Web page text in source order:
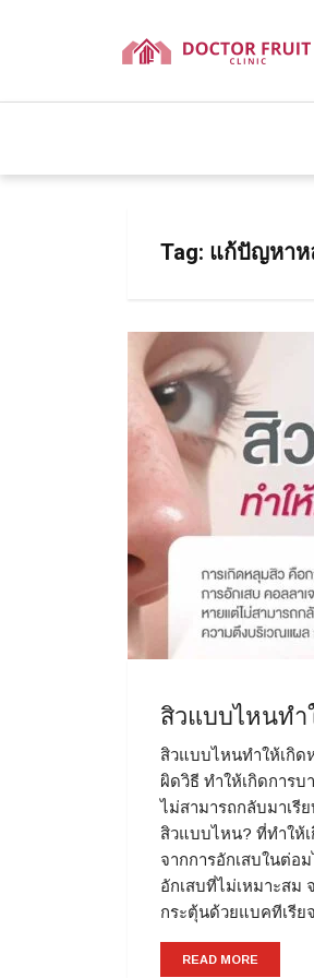
Tag: แก้ปัญหาห
สิวแบบไหนท
สิวแบบไหนทำให้เกิ
ผิดวิธี ทำให้เกิดการบ
ไม่สามารถกลับมาเรี
สิวแบบไหน? ที่ทำให้
จากการอักเสบในต่อ
อักเสบที่ไม่เหมาะสม
กระตุ้นด้วยแบคทีเรีย
READ MORE